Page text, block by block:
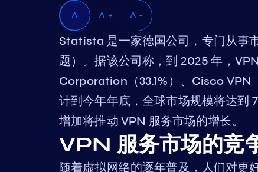
A A + A -
Statista 是一家德国公司，专门从事
题）。据该公司称，到 2025 年，
Corporation（33.1%）、Cisco VPN
计到今年年底，全球市场规模将达到
增加将推动 VPN 服务市场的增长。
VPN 服务市场的竞
随着虚拟网络的逐年普及，人们对更